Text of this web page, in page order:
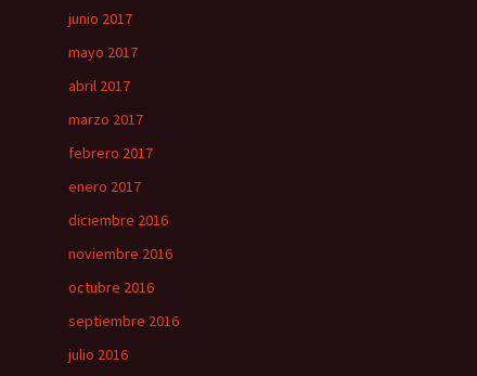
junio 2017
mayo 2017
abril 2017
marzo 2017
febrero 2017
enero 2017
diciembre 2016
noviembre 2016
octubre 2016
septiembre 2016
julio 2016